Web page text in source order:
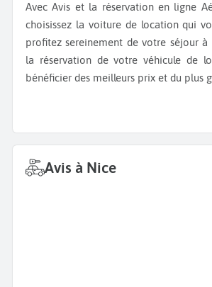
Avec Avis et la réservation en ligne
choisissez la voiture de location qui
profitez sereinement de votre séjour à
la réservation de votre véhicule de
bénéficier des meilleurs prix et du plus
Avis à Nice